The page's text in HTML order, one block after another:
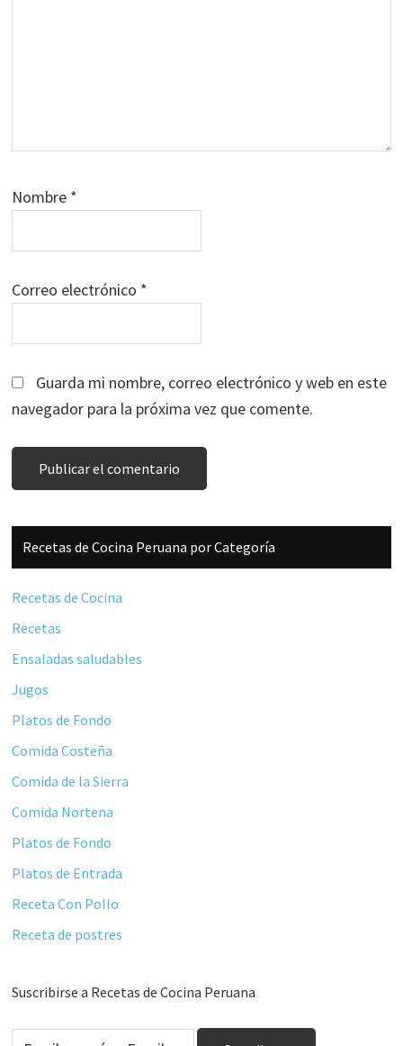
Nombre *
Correo electrónico *
Guarda mi nombre, correo electrónico y web en este
navegador para la próxima vez que comente.
Barra
lateral
principal
Recetas de Cocina Peruana por Categoría
Recetas de Cocina
Recetas
Ensaladas saludables
Jugos
Platos de Fondo
Comida Costeña
Comida de la Sierra
Comida Nortena
Platos de Fondo
Platos de Entrada
Receta Con Pollo
Receta de postres
Suscribirse a Recetas de Cocina Peruana